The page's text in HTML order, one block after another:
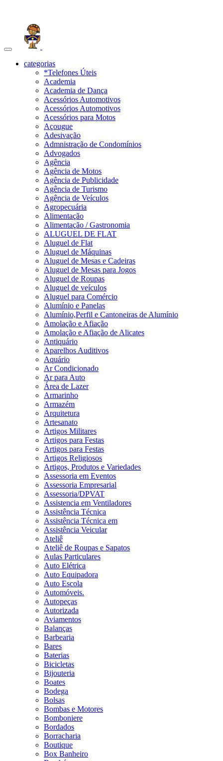
Toggle
navigationcategorias
*Telefones Úteis
Academia
Academia de Dança
Acessórios Automotivos
Acessórios Automotivos
Acessórios para Motos
Açougue
Adesivação
Admnistração de Condomínios
Advogados
Agência
Agência de Motos
Agência de Publicidade
Agência de Turismo
Agência de Veículos
Agropecuária
Alimentação
Alimentação / Gastronomia
ALUGUEL DE FLAT
Aluguel de Flat
Aluguel de Máquinas
Aluguel de Mesas e Cadeiras
Aluguel de Mesas para Jogos
Aluguel de Roupas
Aluguel de veículos
Aluguel para Comércio
Alumínio e Panelas
Alumínio,Perfil e Cantoneiras de Alumínio
Amolação e Afiação
Amolação e Afiação de Alicates
Antiquário
Aparelhos Auditivos
Aquário
Ar Condicionado
Ar para Auto
Área de Lazer
Armarinho
Armazém
Arquitetura
Artesanato
Artigos Militares
Artigos para Festas
Artigos para Festas
Artigos Religiosos
Artigos, Produtos e Variedades
Assessoria em Eventos
Assessoria Empresarial
Assessoria/DPVAT
Assistencia em Ventiladores
Assistência Técnica
Assistência Técnica em
Assistência Veicular
Ateliê
Ateliê de Roupas e Sapatos
Aulas Particulares
Auto Elétrica
Auto Equipadora
Auto Escola
Automóveis.
Autopeças
Autorizada
Aviamentos
Balanças
Barbearia
Bares
Baterias
Bicicletas
Bijouteria
Boates
Bodega
Bolsas
Bombas e Motores
Bomboniere
Bordados
Borracharia
Boutique
Box Banheiro